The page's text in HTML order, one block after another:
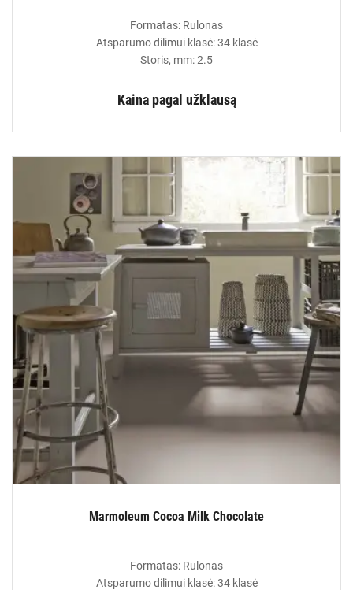
Formatas: Rulonas
Atsparumo dilimui klasė: 34 klasė
Storis, mm: 2.5
Kaina pagal užklausą
Marmoleum Cocoa Milk Chocolate
Formatas: Rulonas
Atsparumo dilimui klasė: 34 klasė